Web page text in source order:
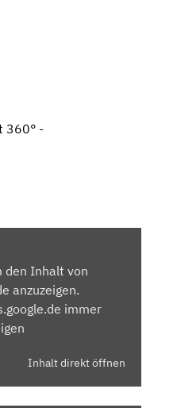
360° -
den Inhalt von
anzuzeigen.
immer
Inhalt direkt öffnen